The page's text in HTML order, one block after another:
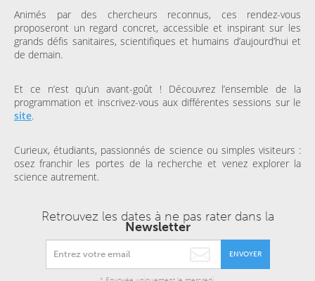
Animés par des chercheurs reconnus, ces rendez-vous
proposeront un regard concret, accessible et inspirant sur les
grands défis sanitaires, scientifiques et humains d’aujourd’hui et
de demain.
Et ce n’est qu’un avant-goût ! Découvrez l’ensemble de la
programmation et inscrivez-vous aux différentes sessions sur le
site.
Curieux, étudiants, passionnés de science ou simples visiteurs :
osez franchir les portes de la recherche et venez explorer la
science autrement.
Retrouvez les dates à ne pas rater dans la
Newsletter
ENVOYER